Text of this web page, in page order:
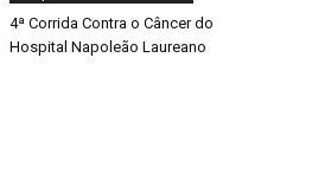
4ª Corrida Contra o Câncer do
Hospital Napoleão Laureano